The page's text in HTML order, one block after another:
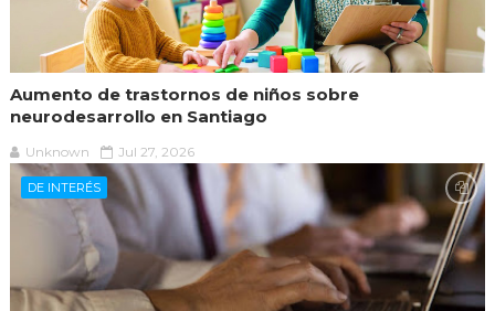
Aumento de trastornos de niños sobre
neurodesarrollo en Santiago
Unknown Jul 27, 2026
DE INTERÉS